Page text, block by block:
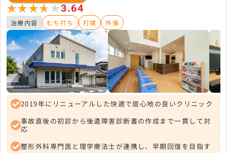
★★★★★
★★★★★3.64
治療内容 むち打ち 打撲 外傷
2019年にリニューアルした快適で居心地の良いクリニック
事故直後の初診から後遺障害診断書の作成まで一貫して対
応
整形外科専門医と理学療法士が連携し、早期回復を目指す